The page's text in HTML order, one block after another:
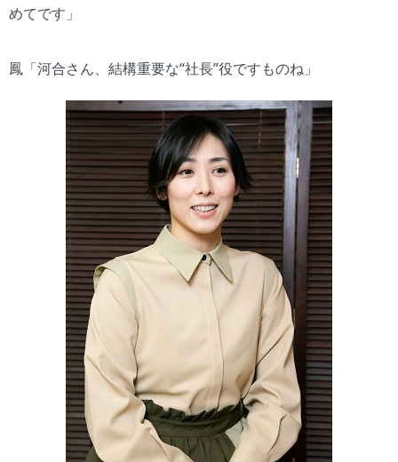
めてです」
鳳「河合さん、結構重要な“社長”役ですものね」